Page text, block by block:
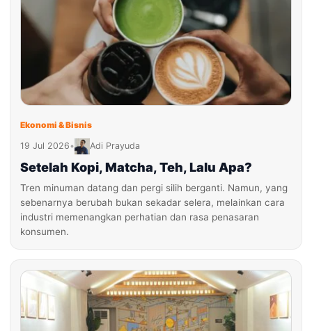
Ekonomi & Bisnis
19 Jul 2026• Adi Prayuda
Setelah Kopi, Matcha, Teh, Lalu Apa?
Tren minuman datang dan pergi silih berganti. Namun, yang
sebenarnya berubah bukan sekadar selera, melainkan cara
industri memenangkan perhatian dan rasa penasaran
konsumen.